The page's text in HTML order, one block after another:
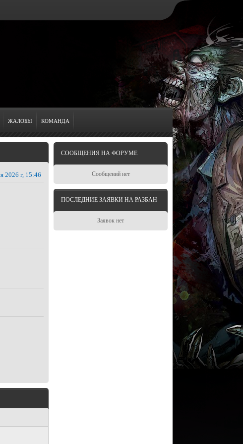
ЖАЛОБЫ КОМАНДА
2026 г, 15:46
СООБЩЕНИЯ НА ФОРУМЕ
Сообщений нет
ПОСЛЕДНИЕ ЗАЯВКИ НА РАЗБАН
Заявок нет